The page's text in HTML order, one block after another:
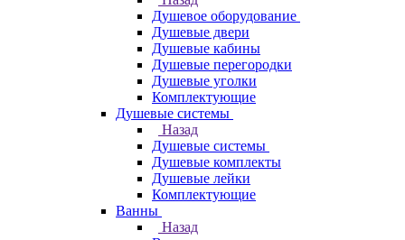
Душевое оборудование
Душевые двери
Душевые кабины
Душевые перегородки
Душевые уголки
Комплектующие
Душевые системы
Назад
Душевые системы
Душевые комплекты
Душевые лейки
Комплектующие
Ванны
Назад